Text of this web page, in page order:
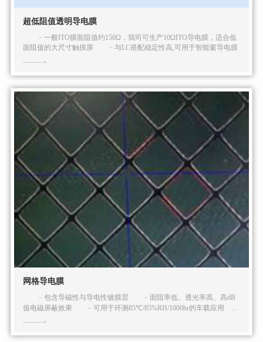
超低阻值透明导电膜
﹣一般ITO膜面阻值约150Ω，我司可生产10ΩITO导电膜，适合低
面阻值的大尺寸触摸屏 ﹣与LC搭配稳定性高,可用于智能窗导电膜
网格导电膜
﹣包含导磁性与导电性镀膜层 ﹣面阻率低、透光率髙、髙dB
值电磁屏蔽效果 ﹣可用于环测85℃/85%RH/1000hr的车载应用